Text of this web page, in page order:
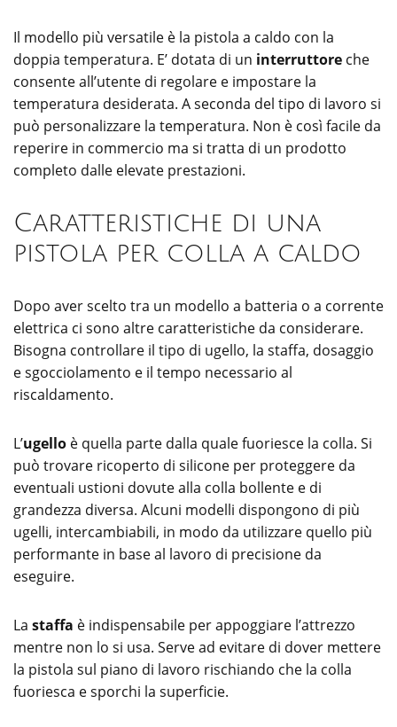
Il modello più versatile è la pistola a caldo con la
doppia temperatura. E’ dotata di un interruttore che
consente all’utente di regolare e impostare la
temperatura desiderata. A seconda del tipo di lavoro si
può personalizzare la temperatura. Non è così facile da
reperire in commercio ma si tratta di un prodotto
completo dalle elevate prestazioni.
Caratteristiche di una
pistola per colla a caldo
Dopo aver scelto tra un modello a batteria o a corrente
elettrica ci sono altre caratteristiche da considerare.
Bisogna controllare il tipo di ugello, la staffa, dosaggio
e sgocciolamento e il tempo necessario al
riscaldamento.
L’ugello è quella parte dalla quale fuoriesce la colla. Si
può trovare ricoperto di silicone per proteggere da
eventuali ustioni dovute alla colla bollente e di
grandezza diversa. Alcuni modelli dispongono di più
ugelli, intercambiabili, in modo da utilizzare quello più
performante in base al lavoro di precisione da
eseguire.
La staffa è indispensabile per appoggiare l’attrezzo
mentre non lo si usa. Serve ad evitare di dover mettere
la pistola sul piano di lavoro rischiando che la colla
fuoriesca e sporchi la superficie.